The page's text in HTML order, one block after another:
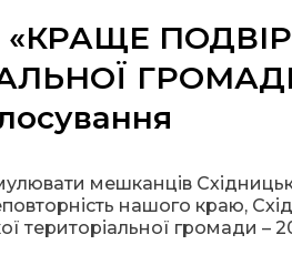
«КРАЩЕ
ГРОМАДИ
мешканців
нашого краю,
територіальної громади –